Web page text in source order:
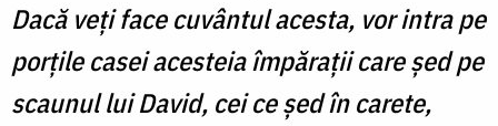
Dacă veți face cuvântul acesta, vor intra pe
porțile casei acesteia împărații care șed pe
scaunul lui David, cei ce șed în carete,